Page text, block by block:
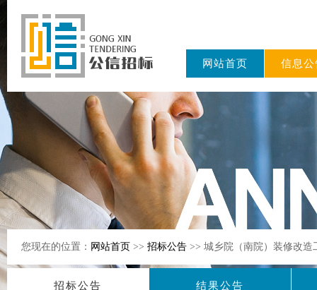
东公信招标
有限公司
网站首页 信息公
您现在的位置： 网站首页 >> 招标公告 >> 城乡院（南院）装修改造
招标公告 结果公告